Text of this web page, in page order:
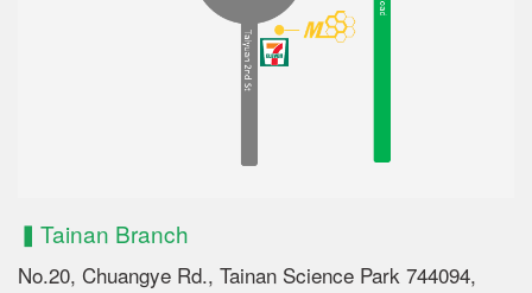
▍Tainan Branch
No.20, Chuangye Rd., Tainan Science Park 744094,